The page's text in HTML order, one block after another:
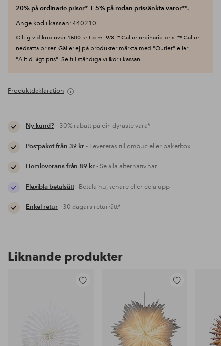
20% på ordinarie priser* + 5% på redan prissänkta varor**.
Ange kod i kassan: 440210
Giltig vid köp över 1500 kr t.o.m. 9/8. * Gäller ordinarie pris. ** Gäller
nedsatta priser. Gäller ej på produkter märkta med "Outlet" eller
"Alltid lågt pris". Se fullständiga villkor i kassan.
Produktdeklaration
Ny kund?- 30% rabatt på din dyraste vara*
Postpaket från 39 kr- Levereras till ombud eller paketbox
Hemleverans från 89 kr- Se alla alternativ här
Flexibla betalsätt- Betala nu, senare eller dela upp
Enkel retur- 30 dagars returrätt*
Liknande produkter